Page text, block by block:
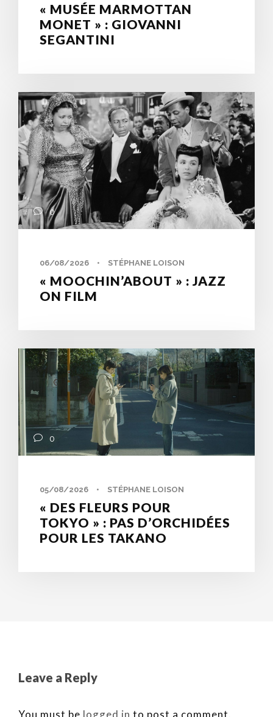
« MUSÉE MARMOTTAN
MONET » : GIOVANNI
SEGANTINI
0
06/08/2026 • STÉPHANE LOISON
« MOOCHIN’ABOUT » : JAZZ
ON FILM
0
05/08/2026 • STÉPHANE LOISON
« DES FLEURS POUR
TOKYO » : PAS D’ORCHIDÉES
POUR LES TAKANO
Leave a Reply
You must be logged in to post a comment.